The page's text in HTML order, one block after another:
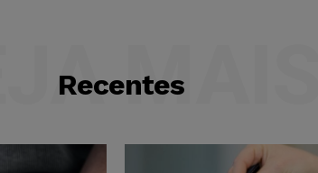
Recentes